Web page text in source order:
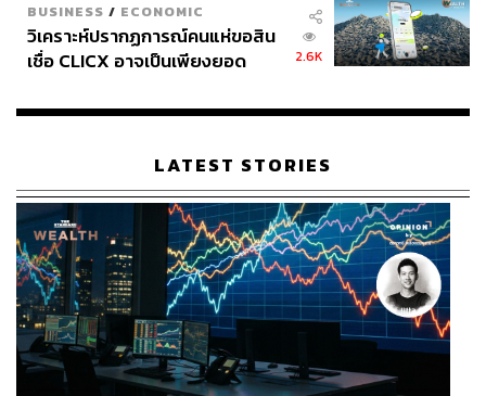
BUSINESS / ECONOMIC
วิเคราะห์ปรากฏการณ์คนแห่ขอสิน
เชื่อ CLICX อาจเป็นเพียงยอด
เรือนไทยที่ถูกซุกไว้
2.6K
LATEST STORIES